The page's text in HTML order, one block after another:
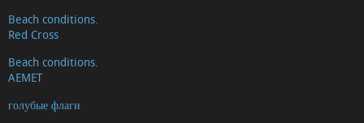
Beach conditions.
Red Cross
Beach conditions.
AEMET
голубые флаги